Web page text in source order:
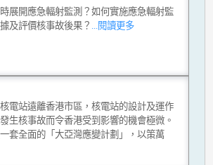
展開應急輻射監測？如何實施應急輻射監
及評價核事故後果？ ...閱讀更多
電站遠離香港市區，核電站的設計及運作
生核事故而令香港受到影響的機會極微。
套全面的「大亞灣應變計劃」，以策萬